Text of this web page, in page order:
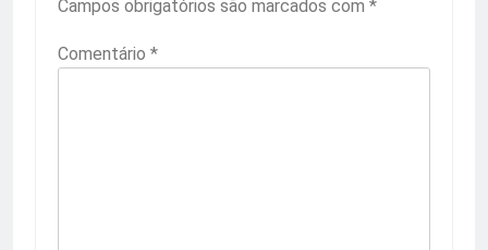
Campos obrigatórios são marcados com *
Comentário *